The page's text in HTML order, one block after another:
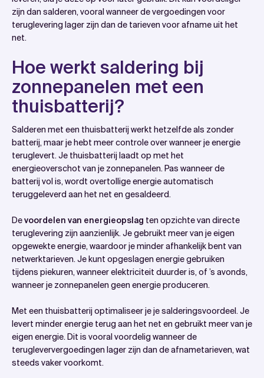
zijn dan salderen, vooral wanneer de vergoedingen voor
teruglevering lager zijn dan de tarieven voor afname uit het
net.
Hoe werkt saldering bij
zonnepanelen met een
thuisbatterij?
Salderen met een thuisbatterij werkt hetzelfde als zonder
batterij, maar je hebt meer controle over wanneer je energie
teruglevert. Je thuisbatterij laadt op met het
energieoverschot van je zonnepanelen. Pas wanneer de
batterij vol is, wordt overtollige energie automatisch
teruggeleverd aan het net en gesaldeerd.
Devoordelen van energieopslag ten opzichte van directe
teruglevering zijn aanzienlijk. Je gebruikt meer van je eigen
opgewekte energie, waardoor je minder afhankelijk bent van
netwerktarieven. Je kunt opgeslagen energie gebruiken
tijdens piekuren, wanneer elektriciteit duurder is, of ’s avonds,
wanneer je zonnepanelen geen energie produceren.
Met een thuisbatterij optimaliseer je je salderingsvoordeel. Je
levert minder energie terug aan het net en gebruikt meer van je
eigen energie. Dit is vooral voordelig wanneer de
terugleververgoedingen lager zijn dan de afnametarieven, wat
steeds vaker voorkomt.